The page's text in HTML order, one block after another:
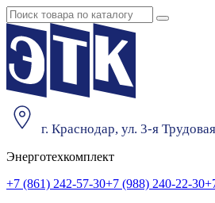
г. Краснодар, ул. 3-я
Энерготехкомплект
+7 (861) 242-57-30+7 (988) 240-22-30